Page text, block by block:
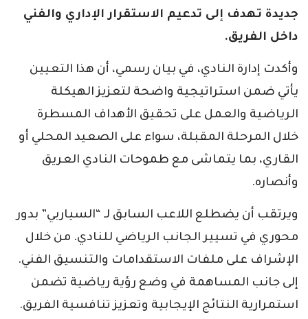
جديدة تهدف إلى تدعيم الاستقرار الإداري والفني
داخل الفريق.
وأكدت إدارة النادي، في بيان رسمي، أن هذا التعيين
يأتي ضمن استراتيجية واضحة لتعزيز الهيكلة
الرياضية والعمل على تحقيق الأهداف المسطرة
خلال المرحلة المقبلة، سواء على الصعيد المحلي أو
القاري، بما يتماشى مع طموحات النادي العريق
وأنصاره.
ويرتقب أن يضطلع اللاعب السابق لـ “السياربي” بدور
محوري في تسيير الجانب الرياضي للنادي. من خلال
الإشراف على ملفات الاستقدامات والتنسيق الفني.
إلى جانب المساهمة في وضع رؤية رياضية تضمن
استمرارية النتائج الإيجابية وتعزيز تنافسية الفريق.